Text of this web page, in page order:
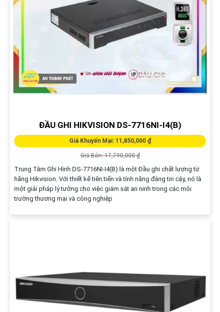
ĐẦU GHI HIKVISION DS-7716NI-I4(B)
Giá Khuyến Mại: 11,850,000 ₫
Giá Bán: 17,790,000 ₫
Trung Tâm Ghi Hình DS-7716NI-I4(B) là một Đầu ghi chất lượng từ
hãng Hikvision. Với thiết kế tiên tiến và tính năng đáng tin cậy, nó là
một giải pháp lý tưởng cho việc giám sát an ninh trong các môi
trường thương mại và công nghiệp